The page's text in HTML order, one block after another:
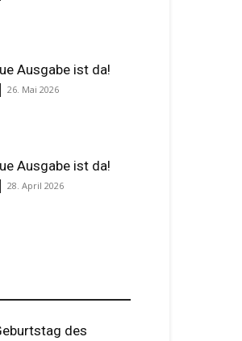
Ausgabe ist da!
26. Mai 2026
Ausgabe ist da!
28. April 2026
des